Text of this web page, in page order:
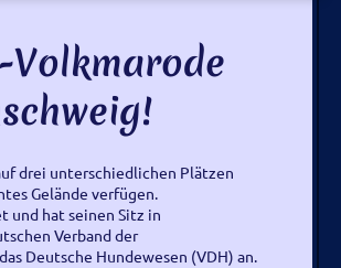
Volkmarode
drei unterschiedlichen Plätzen
Gelände verfügen.
und hat seinen Sitz in
Verband der
Deutsche Hundewesen (VDH) an.